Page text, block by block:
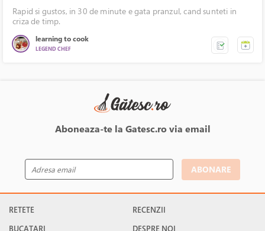
Rapid si gustos, in 30 de minute e gata pranzul, cand sunteti in
criza de timp.
learning to cook
LEGEND CHEF
Aboneaza-te la Gatesc.ro via email
ABONARE
RETETE
BUCATARI
RECENZII
DESPRE NOI